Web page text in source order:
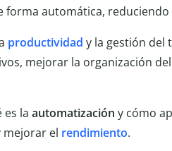
forma automática,
productividad y la gestión del
mejorar la organización
es la automatización y cómo
el rendimiento.